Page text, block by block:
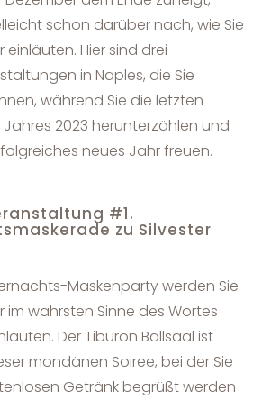
schon darüber nach, wie Sie
Hier sind drei
in Naples, die Sie
während Sie die letzten
2023 herunterzählen und
neues Jahr freuen.
#1.
zu Silvester
Maskenparty werden Sie
im wahrsten Sinne des Wortes
Der Tiburon Ballsaal ist
mondänen Soiree, bei der Sie
Getränk begrüßt werden